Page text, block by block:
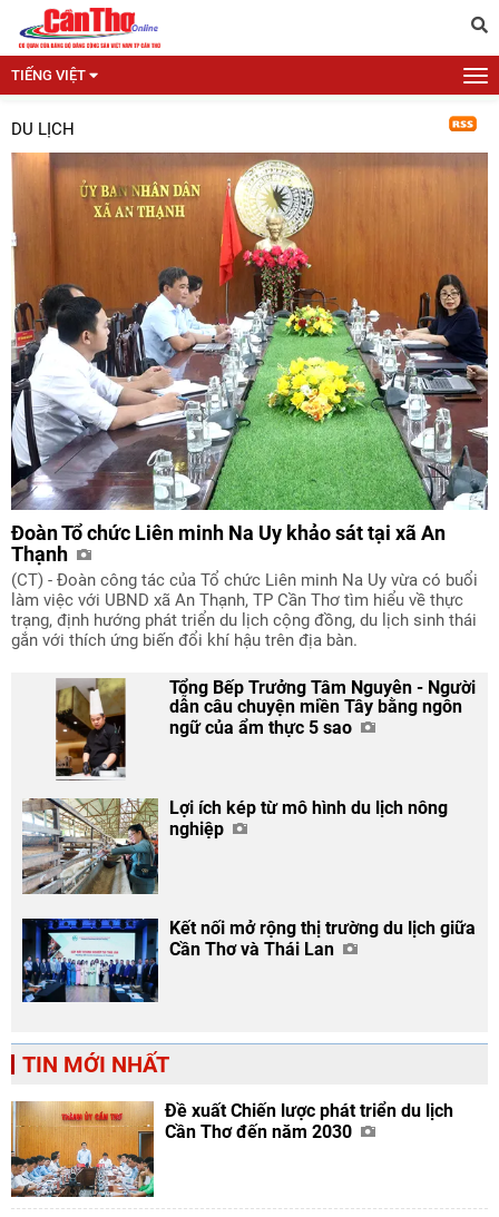
TIẾNG VIỆT
DU LỊCH
Đoàn Tổ chức Liên minh Na Uy khảo sát tại xã An
Thạnh
(CT) - Đoàn công tác của Tổ chức Liên minh Na Uy vừa có buổi
làm việc với UBND xã An Thạnh, TP Cần Thơ tìm hiểu về thực
trạng, định hướng phát triển du lịch cộng đồng, du lịch sinh thái
gắn với thích ứng biến đổi khí hậu trên địa bàn.
Tổng Bếp Trưởng Tâm Nguyễn - Người
dẫn câu chuyện miền Tây bằng ngôn
ngữ của ẩm thực 5 sao
Lợi ích kép từ mô hình du lịch nông
nghiệp
Kết nối mở rộng thị trường du lịch giữa
Cần Thơ và Thái Lan
TIN MỚI NHẤT
Đề xuất Chiến lược phát triển du lịch
Cần Thơ đến năm 2030